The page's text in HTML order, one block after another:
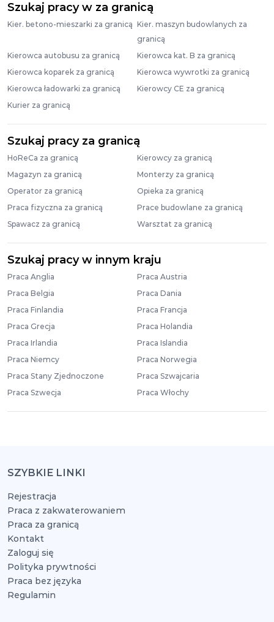
Szukaj pracy w za granicą
Kier. betono-mieszarki za granicą Kier. maszyn budowlanych za
granicą
Kierowca autobusu za granicą
Kierowca kat. B za granicą
Kierowca koparek za granicą
Kierowca wywrotki za granicą
Kierowca ładowarki za granicą
Kierowcy CE za granicą
Kurier za granicą
Szukaj pracy za granicą
HoReCa za granicą
Kierowcy za granicą
Magazyn za granicą
Monterzy za granicą
Operator za granicą
Opieka za granicą
Praca fizyczna za granicą
Prace budowlane za granicą
Spawacz za granicą
Warsztat za granicą
Szukaj pracy w innym kraju
Praca Anglia
Praca Austria
Praca Belgia
Praca Dania
Praca Finlandia
Praca Francja
Praca Grecja
Praca Holandia
Praca Irlandia
Praca Islandia
Praca Niemcy
Praca Norwegia
Praca Stany Zjednoczone
Praca Szwajcaria
Praca Szwecja
Praca Włochy
SZYBKIE LINKI
Rejestracja
Praca z zakwaterowaniem
Praca za granicą
Kontakt
Zaloguj się
Polityka prywtności
Praca bez języka
Regulamin